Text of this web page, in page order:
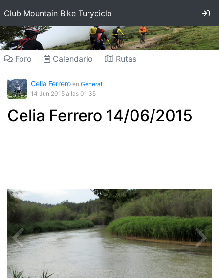
Club Mountain Bike Turyciclo
Foro Calendario Rutas
Celia Ferrero en General
14 Jun 2015 a las 01:35
Celia Ferrero 14/06/2015